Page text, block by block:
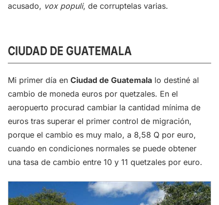
acusado, vox populi, de corruptelas varias.
CIUDAD DE GUATEMALA
Mi primer día en Ciudad de Guatemala lo destiné al
cambio de moneda euros por quetzales. En el
aeropuerto procurad cambiar la cantidad mínima de
euros tras superar el primer control de migración,
porque el cambio es muy malo, a 8,58 Q por euro,
cuando en condiciones normales se puede obtener
una tasa de cambio entre 10 y 11 quetzales por euro.